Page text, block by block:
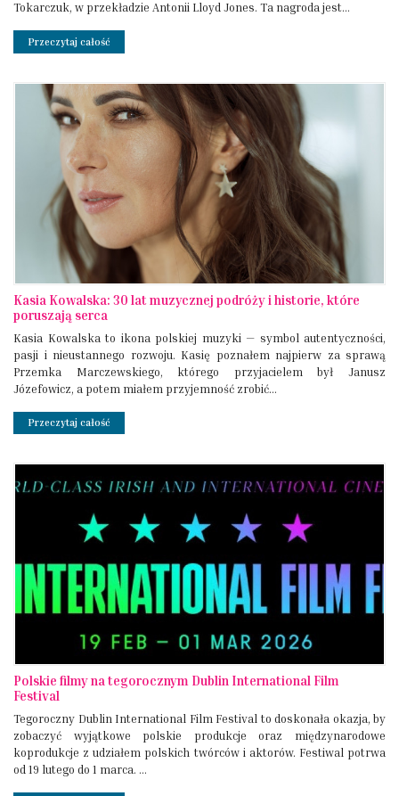
Tokarczuk, w przekładzie Antonii Lloyd Jones. Ta nagroda jest...
Przeczytaj całość
Kasia Kowalska: 30 lat muzycznej podróży i historie, które
poruszają serca
Kasia Kowalska to ikona polskiej muzyki — symbol autentyczności,
pasji i nieustannego rozwoju. Kasię poznałem najpierw za sprawą
Przemka Marczewskiego, którego przyjacielem był Janusz
Józefowicz, a potem miałem przyjemność zrobić...
Przeczytaj całość
Polskie filmy na tegorocznym Dublin International Film
Festival
Tegoroczny Dublin International Film Festival to doskonała okazja, by
zobaczyć wyjątkowe polskie produkcje oraz międzynarodowe
koprodukcje z udziałem polskich twórców i aktorów. Festiwal potrwa
od 19 lutego do 1 marca. ...